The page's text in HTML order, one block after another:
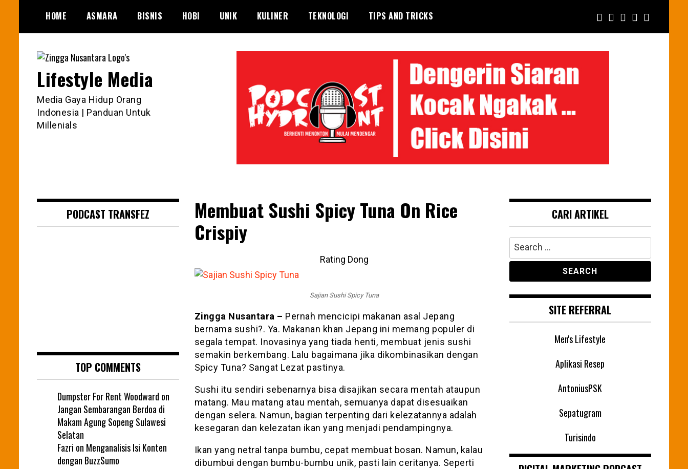
content
HOME ASMARA BISNIS HOBI UNIK KULINER TEKNOLOGI TIPS AND TRICKS
Lifestyle Media
Media Gaya Hidup Orang
Indonesia | Panduan Untuk
Millenials
Membuat Sushi Spicy Tuna On Rice
Crispiy
Rating Dong
Sajian Sushi Spicy Tuna
Zingga Nusantara – Pernah mencicipi makanan asal Jepang
bernama sushi?. Ya. Makanan khan Jepang ini memang populer di
segala tempat. Inovasinya yang tiada henti, membuat jenis sushi
semakin berkembang. Lalu bagaimana jika dikombinasikan dengan
Spicy Tuna? Sangat Lezat pastinya.
Sushi itu sendiri sebenarnya bisa disajikan secara mentah ataupun
matang. Mau matang atau mentah, semuanya dapat disesuaikan
dengan selera. Namun, bagian terpenting dari kelezatannya adalah
kesegaran dan kelezatan ikan yang menjadi pendampingnya.
Ikan yang netral tanpa bumbu, cepat membuat bosan. Namun, kalau
dibumbui dengan bumbu-bumbu unik, pasti lain ceritanya. Seperti
PODCAST TRANSFEZ
TOP COMMENTS
Dumpster For Rent Woodward on
Jangan Sembarangan Berdoa di
Makam Agung Sopeng Sulawesi
Selatan
Fazri on Menganalisis Isi Konten
dengan BuzzSumo
CARI ARTIKEL
Search
for:
SITE REFERRAL
Men's Lifestyle
Aplikasi Resep
AntoniusPSK
Sepatugram
Turisindo